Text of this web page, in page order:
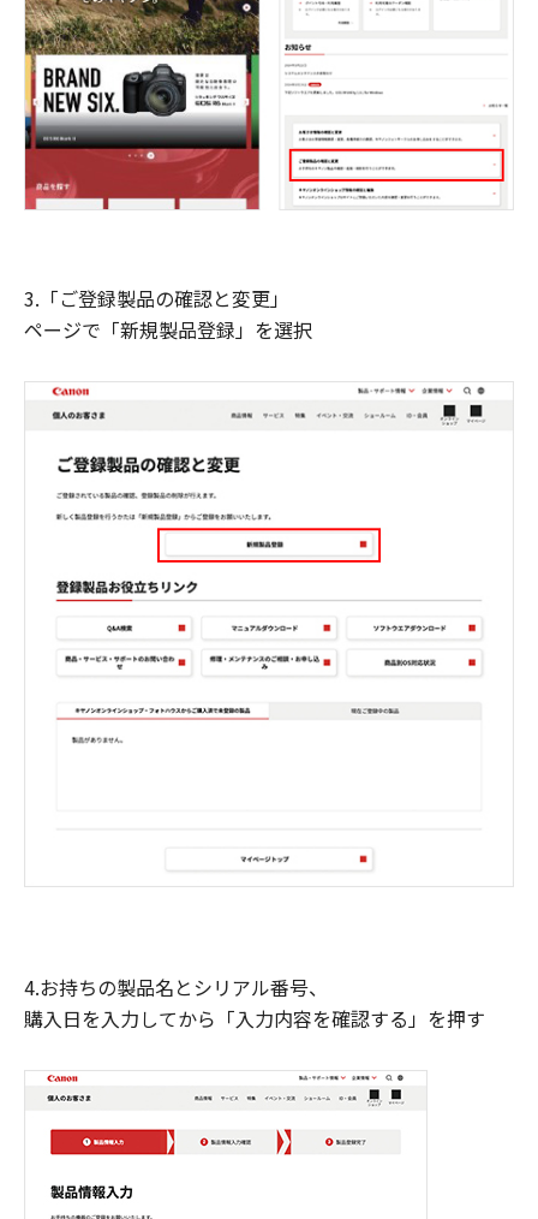
3.「ご登録製品の確認と変更」
ページで「新規製品登録」を選択
4.お持ちの製品名とシリアル番号、
購入日を入力してから「入力内容を確認する」を押す